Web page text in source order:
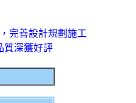
完善設計規劃施工
質深獲好評